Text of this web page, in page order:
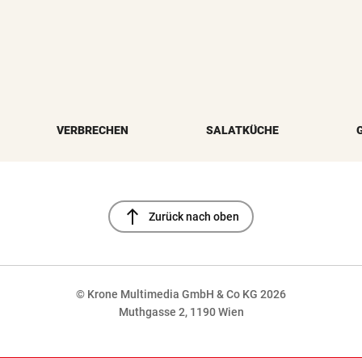
VERBRECHEN SALATKÜCHE
north Zurück nach oben
© Krone Multimedia GmbH & Co KG 2026
Muthgasse 2, 1190 Wien